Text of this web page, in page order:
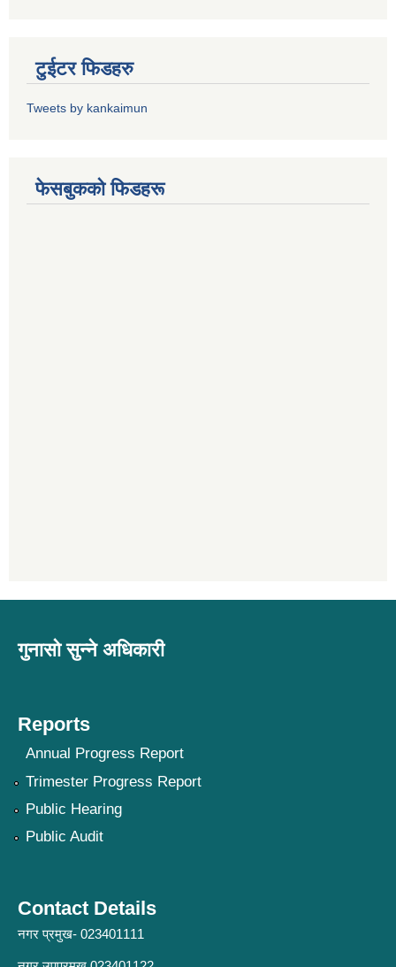
टुईटर फिडहरु
Tweets by kankaimun
फेसबुकको फिडहरू
गुनासो सुन्ने अधिकारी
Reports
Annual Progress Report
Trimester Progress Report
Public Hearing
Public Audit
Contact Details
नगर प्रमुख- 023401111